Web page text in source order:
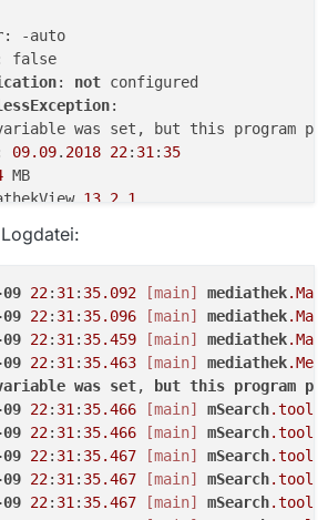
: -auto
false
: not configured
:
variable was set, but this program
09.09. 2018 22: 31 : 35
MB
13.2 1
_171
: 1.8. 0_171- 8u171-b11- ~bpo8+1-b11
share/MediathekView-13.2.1/
: /root/.mediathek3
laden: /root/.mediathek3/
22: 31 : 35.092 [main] mediathek
22: 31 : 35.096 [main] mediathek
22: 31 : 35.459 [main] mediathek
22: 31 : 35.463 [main] mediathek
was set, but this program
22: 31 : 35.466 [main] mSearch.tool
22: 31 : 35.466 [main] mSearch.tool
22: 31 : 35.467 [main] mSearch.tool
22: 31 : 35.467 [main] mSearch.tool
22: 31 : 35.467 [main] mSearch.tool